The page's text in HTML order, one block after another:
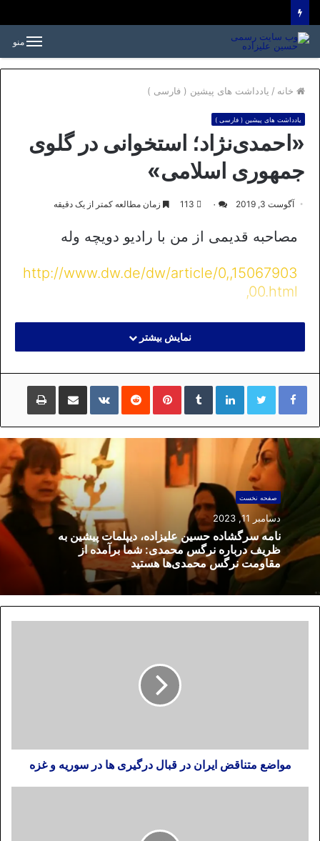
منو
خانه / یادداشت های پیشین ( فارسی )
یادداشت های پیشین ( فارسی )
«احمدی‌نژاد؛ استخوانی در گلوی
جمهوری اسلامی»
آگوست 3, 2019 ۰ 113 زمان مطالعه کمتر از یک دقیقه
مصاحبه قدیمی از من با رادیو دویچه وله
http://www.dw.de/dw/article/0,,15067903
,00.html
نمایش بیشتر
لینکداینتامبلر پینتریستReddit
VKontakte
اشتراک گذاری با ایمیل چاپ
صفحه نخست
دسامبر 11, 2023
نامه سرگشاده حسین علیزاده، دیپلمات پیشین به
ظریف درباره نرگس محمدی: شما برآمده از
مقاومت نرگس محمدی‌ها هستید
مواضع متناقض ایران در قبال درگیری ها در سوریه و غزه